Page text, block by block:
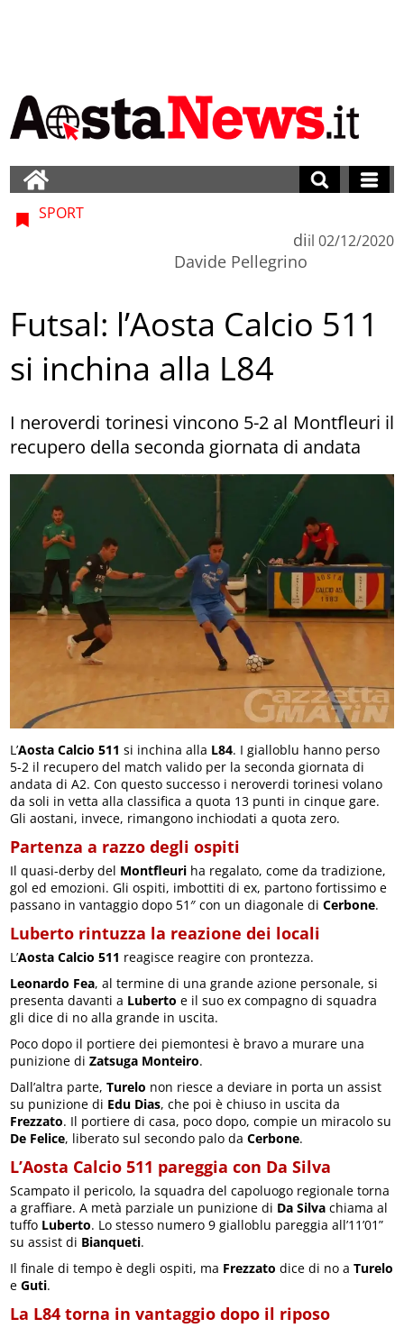
SPORT
di
Davide Pellegrino
il 02/12/2020
Futsal: l’Aosta Calcio 511
si inchina alla L84
I neroverdi torinesi vincono 5-2 al Montfleuri il
recupero della seconda giornata di andata
L’Aosta Calcio 511 si inchina alla L84. I gialloblu hanno perso
5-2 il recupero del match valido per la seconda giornata di
andata di A2. Con questo successo i neroverdi torinesi volano
da soli in vetta alla classifica a quota 13 punti in cinque gare.
Gli aostani, invece, rimangono inchiodati a quota zero.
Partenza a razzo degli ospiti
Il quasi-derby del Montfleuri ha regalato, come da tradizione,
gol ed emozioni. Gli ospiti, imbottiti di ex, partono fortissimo e
passano in vantaggio dopo 51″ con un diagonale diCerbone.
Luberto rintuzza la reazione dei locali
L’Aosta Calcio 511 reagisce reagire con prontezza.
Leonardo Fea, al termine di una grande azione personale, si
presenta davanti a Luberto e il suo ex compagno di squadra
gli dice di no alla grande in uscita.
Poco dopo il portiere dei piemontesi è bravo a murare una
punizione diZatsuga Monteiro.
Dall’altra parte,Turelo non riesce a deviare in porta un assist
su punizione di Edu Dias, che poi è chiuso in uscita da
Frezzato. Il portiere di casa, poco dopo, compie un miracolo su
De Felice, liberato sul secondo palo daCerbone.
L’Aosta Calcio 511 pareggia con Da Silva
Scampato il pericolo, la squadra del capoluogo regionale torna
a graffiare. A metà parziale un punizione di Da Silva chiama al
tuffo Luberto. Lo stesso numero 9 gialloblu pareggia all’11’01”
su assist di Bianqueti.
Il finale di tempo è degli ospiti, ma Frezzato dice di no aTurelo
eGuti.
La L84 torna in vantaggio dopo il riposo